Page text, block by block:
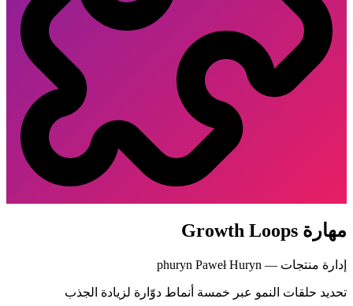
مهارة Growth Loops
إدارة منتجات — Paweł Huryn phuryn
تحديد حلقات النمو عبر خمسة أنماط دوّارة لزيادة الجذب